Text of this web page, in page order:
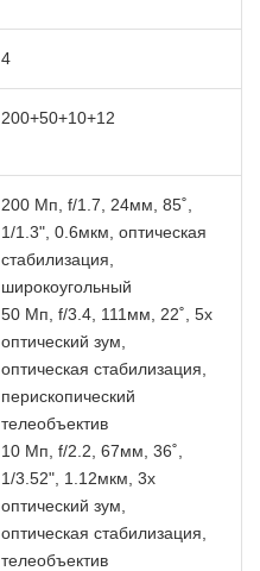
4
200+50+10+12
200 Мп, f/1.7, 24мм, 85˚,
1/1.3", 0.6мкм, оптическая
стабилизация,
широкоугольный
50 Мп, f/3.4, 111мм, 22˚, 5x
оптический зум,
оптическая стабилизация,
перископический
телеобъектив
10 Мп, f/2.2, 67мм, 36˚,
1/3.52", 1.12мкм, 3x
оптический зум,
оптическая стабилизация,
телеобъектив